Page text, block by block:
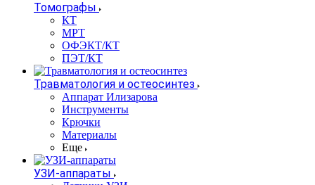
Томографы
КТ
МРТ
ОФЭКТ/КТ
ПЭТ/КТ
Травматология и остеосинтез
Аппарат Илизарова
Инструменты
Крючки
Материалы
Еще
УЗИ-аппараты